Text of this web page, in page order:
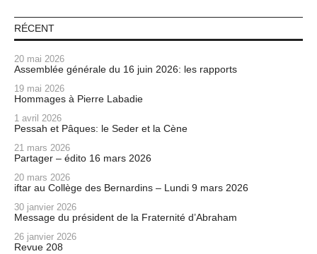
RÉCENT
20 mai 2026
Assemblée générale du 16 juin 2026: les rapports
19 mai 2026
Hommages à Pierre Labadie
1 avril 2026
Pessah et Pâques: le Seder et la Cène
21 mars 2026
Partager – édito 16 mars 2026
20 mars 2026
iftar au Collège des Bernardins – Lundi 9 mars 2026
30 janvier 2026
Message du président de la Fraternité d’Abraham
26 janvier 2026
Revue 208